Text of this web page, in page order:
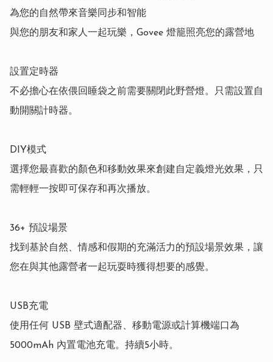
為您的自然帶來音樂同步和智能
與您的朋友和家人一起玩樂，Govee 燈籠照亮您的露營地
設置定時器
不必擔心在依偎回睡袋之前需要關閉此野營燈。只需設置自
動開關計時器。
DIY模式
選擇您最喜歡的顏色和移動效果來創建自定義燈光效果，只
需輕輕一按即可保存和再次播放。
36+ 預設場景
找到基於自然、情感和假期的充滿活力的預設場景效果，讓
您在與其他露營者一起玩耍時獲得想要的感覺。
USB充電
使用任何 USB 壁式適配器、移動電源或計算機端口為
5000mAh 內置電池充電。持續5小時。